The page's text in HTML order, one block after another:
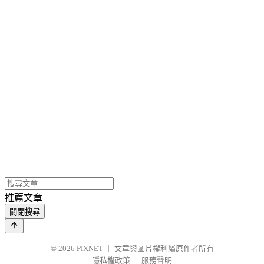
推薦文章
關閉搜尋
© 2026 PIXNET
文章與圖片權利屬原作者所有
隱私權政策
服務聲明